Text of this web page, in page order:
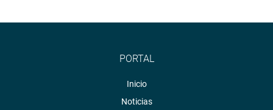
PORTAL
Inicio
Noticias